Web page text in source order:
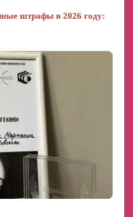
штрафы в 2026 году: